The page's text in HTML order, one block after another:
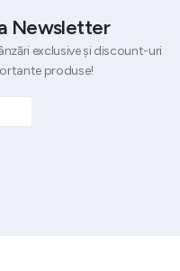
Newsletter
exclusive și discount-uri
produse!